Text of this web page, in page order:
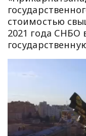
стоимостью
2021 года СНБО